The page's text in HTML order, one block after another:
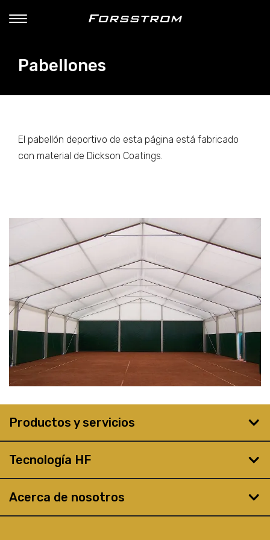
Pabellones
El pabellón deportivo de esta página está fabricado
con material de Dickson Coatings.
Productos y servicios
Tecnología HF
Acerca de nosotros